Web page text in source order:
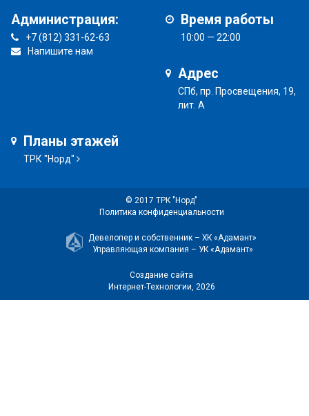
Администрация:
+7 (812) 331-62-63
Напишите нам
Время работы
10:00 — 22:00
Адрес
СПб, пр. Просвещения, 19,
лит. А
Планы этажей
ТРК "Норд"
© 2017 ТРК "Норд"
Политика конфиденциальности
Девелопер и собственник – ХК «Адамант»
Управляющая компания – УК «Адамант»
Создание сайта
Интернет-Технологии, 2026